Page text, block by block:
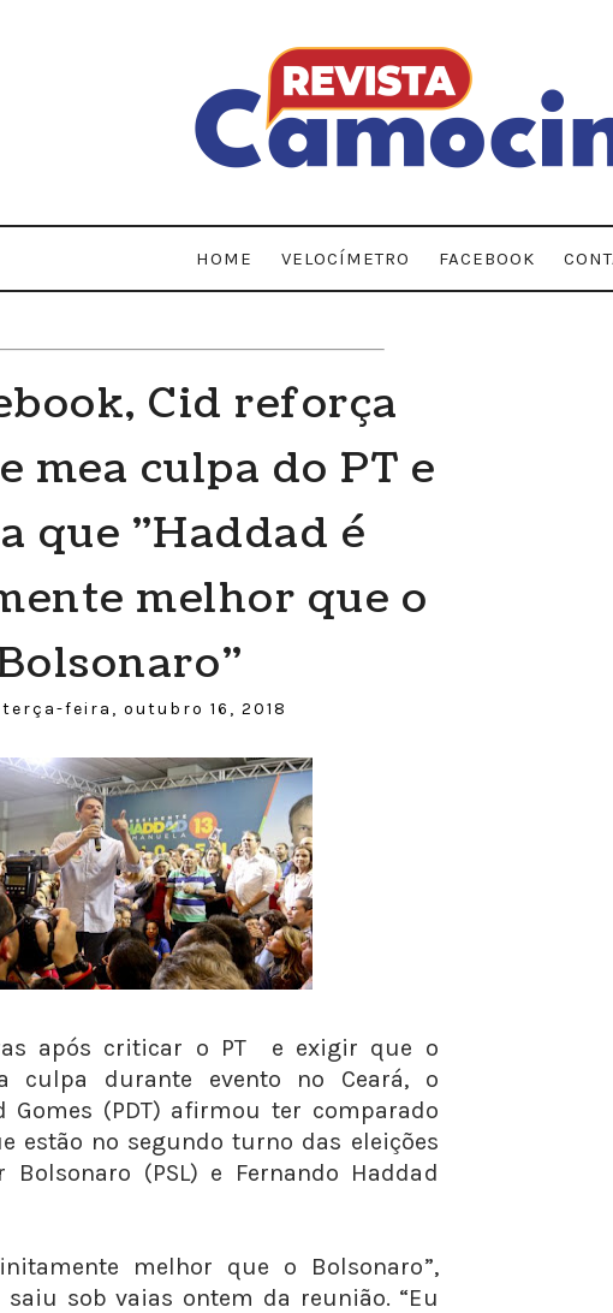
HOME VELOCÍMETRO FACEBOOK
Cid reforça
mea culpa do PT e
que "Haddad é
melhor que o
terça-feira, outubro 16, 2018
após criticar o PT e exigir que o
culpa durante evento no Ceará, o
Gomes (PDT) afirmou ter comparado
estão no segundo turno das eleições
Bolsonaro (PSL) e Fernando Haddad
melhor que o Bolsonaro”,
saiu sob vaias ontem da reunião. “Eu